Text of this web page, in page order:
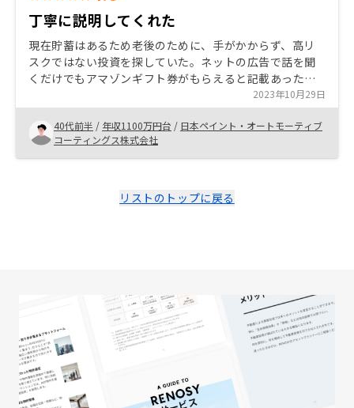
丁寧に説明してくれた
現在貯蓄はあるため老後のために、手がかからず、高リ
スクではない投資を探していた。ネットの広告で話を聞
くだけでもアマゾンギフト券がもらえると記載あったの
で軽い気持ちで話を聞いてみた。 内容的に私が求めてい
たものに近かったため投資することに決めた。
2023年10月29日
40代前半 / 年収1100万円台 / 日本ペイント・オートモーティブ
コーティングス株式会社
リストのトップに戻る